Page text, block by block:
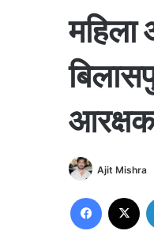
महिला
Ajit Mishra
Facebook